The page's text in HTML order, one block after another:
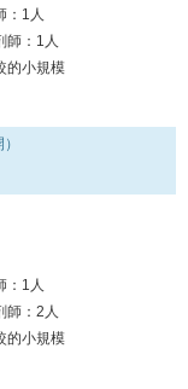
：1人
師：1人
的小規模
：1人
師：2人
的小規模